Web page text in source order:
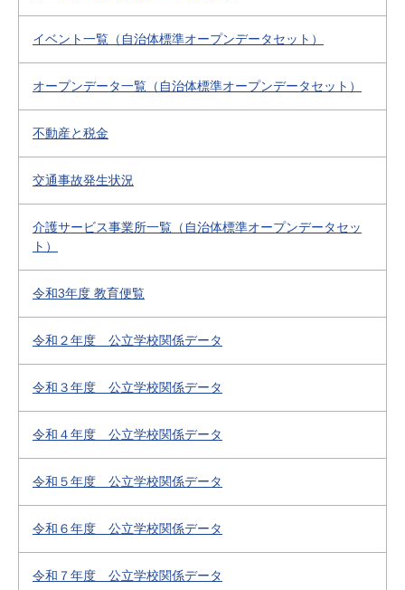
イベント一覧（自治体標準オープンデータセット）
オープンデータ一覧（自治体標準オープンデータセット）
不動産と税金
交通事故発生状況
介護サービス事業所一覧（自治体標準オープンデータセッ
ト）
令和3年度 教育便覧
令和２年度 公立学校関係データ
令和３年度 公立学校関係データ
令和４年度 公立学校関係データ
令和５年度 公立学校関係データ
令和６年度 公立学校関係データ
令和７年度 公立学校関係データ